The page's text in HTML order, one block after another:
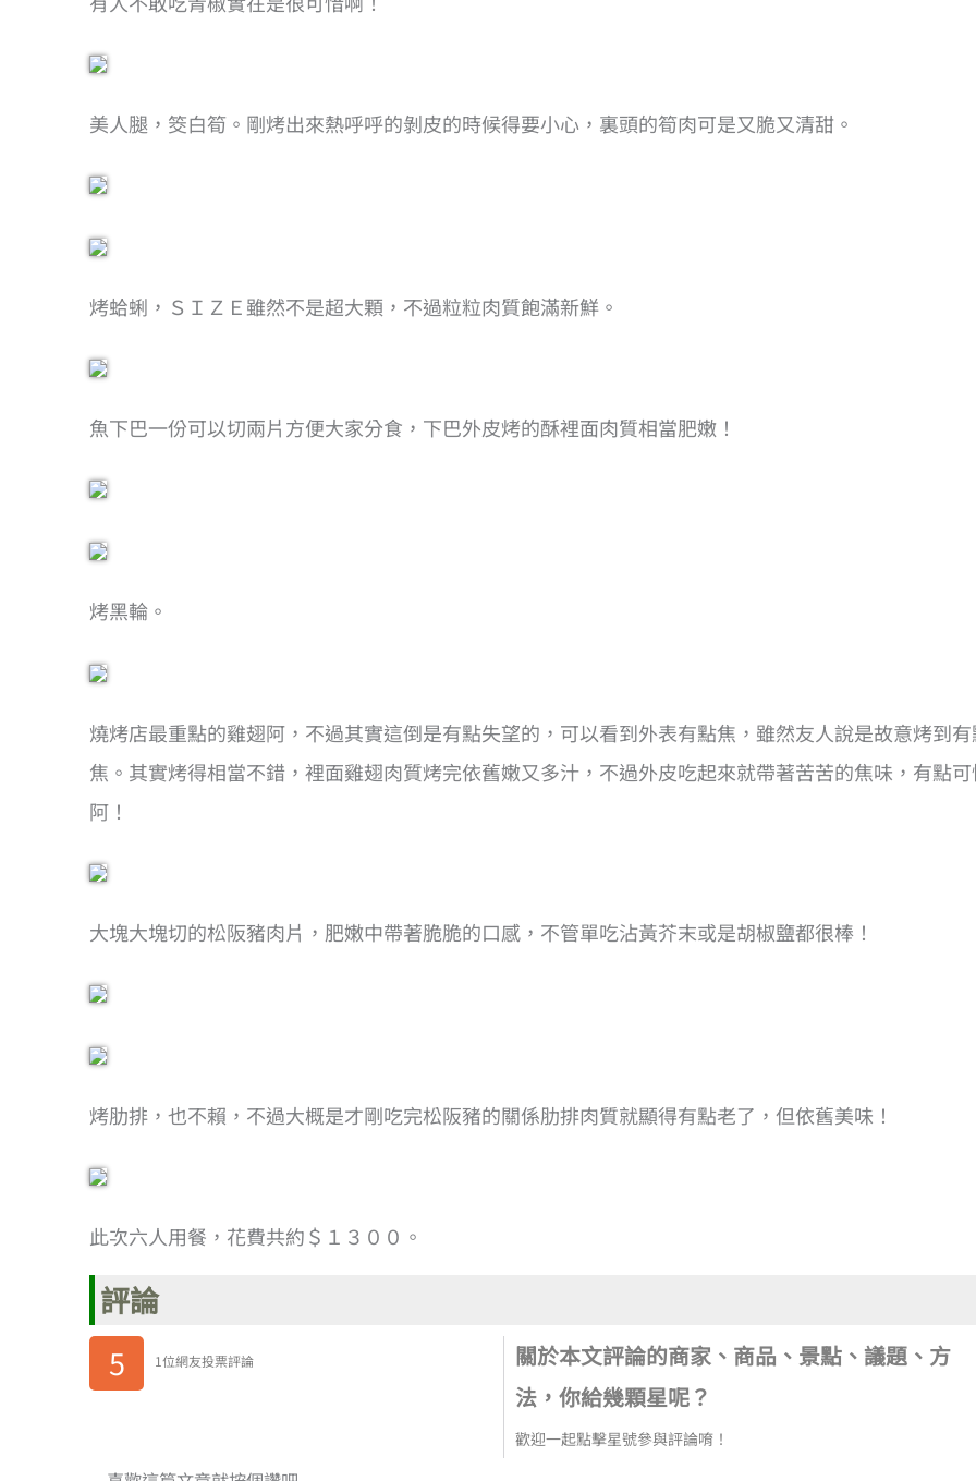
美人腿，筊白筍。剛烤出來熱呼呼的剝皮的時候得要小心，裏頭的筍肉可是又脆又清甜。
烤蛤蜊，ＳＩＺＥ雖然不是超大顆，不過粒粒肉質飽滿新鮮。
魚下巴一份可以切兩片方便大家分食，下巴外皮烤的酥裡面肉質相當肥嫩！
烤黑輪。
燒烤店最重點的雞翅阿，不過其實這倒是有點失望的，可以看到外表有點焦，雖然友人說是故意烤到
焦。其實烤得相當不錯，裡面雞翅肉質烤完依舊嫩又多汁，不過外皮吃起來就帶著苦苦的焦味，有點
阿！
大塊大塊切的松阪豬肉片，肥嫩中帶著脆脆的口感，不管單吃沾黃芥末或是胡椒鹽都很棒！
烤肋排，也不賴，不過大概是才剛吃完松阪豬的關係肋排肉質就顯得有點老了，但依舊美味！
此次六人用餐，花費共約＄１３００。
評論
5
1位網友投票評論
關於本文評論的商家、商品、景點、議題、方
法，你給幾顆星呢？
歡迎一起點擊星號參與評論唷！